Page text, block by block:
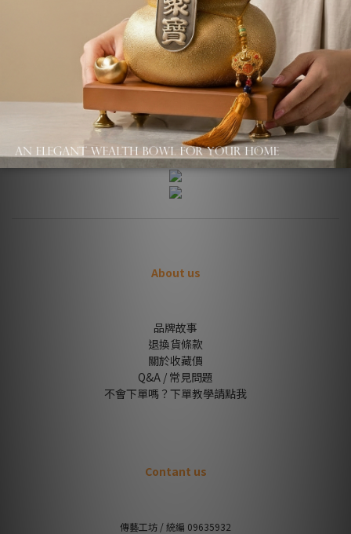
商品描述
送貨及付款方
式
顧客評價
商品描述
About us
品牌故事
退換貨條款
關於收藏價
Q&A / 常見問題
不會下單嗎？下單教學請點我
Contant us
傳藝工坊 / 統編 09635932